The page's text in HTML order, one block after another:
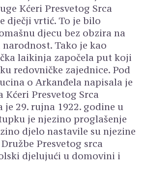
Kćeri Presvetog Srca
dječji vrtić. To je bilo
djecu bez obzira na
Tako je kao
laikinja započela put koji
redovničke zajednice. Pod
o Arkanđela napisala je
Kćeri Presvetog Srca
je 29. rujna 1922. godine u
je njezino proglašenje
djelo nastavile su njezine
Presvetog srca
djelujući u domovini i